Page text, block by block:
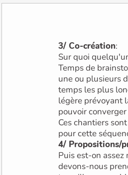
3/ Co-création:
Sur quoi
Temps de
une ou plusieurs
temps les plus
légère prévoyant
pouvoir
Ces chantiers
pour cette
4/ Propositions/
Puis est-on
devons-nous